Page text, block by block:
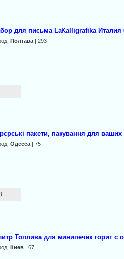
для письма LaKalligrafika Италия
Полтава| 293
пакети, пакування для ваших
Одесса| 75
Топлива для минипечек горит с
Киев| 67